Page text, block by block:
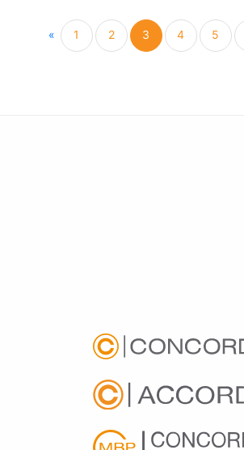
«Previous
1 2 3 4 5